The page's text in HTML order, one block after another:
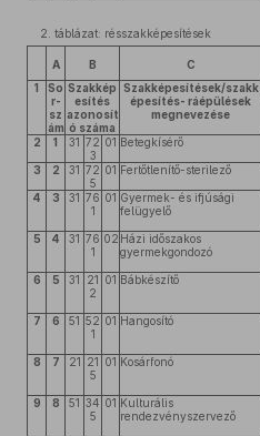
2. táblázat: résszakképesítések
A B C
1
So
r-
sz
ám
Szakkép
esítés
azonosít
ó száma
Szakképesítések/szakk
épesítés- ráépülések
megnevezése
2 1 31 72
3
01 Betegkísérő
3
2 31 72
5
01 Fertőtlenítő-sterilező
4
3 31 76
1
01 Gyermek- és ifjúsági
felügyelő
5
4 31 76
1
02 Házi időszakos
gyermekgondozó
6
5 31
21
2
01 Bábkészítő
7 6 51 52
1
01 Hangosító
8 7 21 21
5
01 Kosárfonó
9 8 51 34
5
01 Kulturális
rendezvényszervező